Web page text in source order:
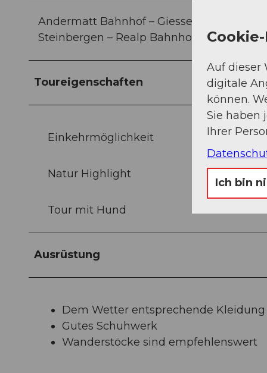
Andermatt Bahnhof – Giessen –
Steinbergen – Realp Bahnhof
Toureigenschaften
Einkehrmöglichkeit
Natur Highlight
Tour mit Hund
Ausrüstung
Dem Wetter entsprechende Kleidung
Gutes Schuhwerk
Wanderstöcke sind empfehlenswert
Auf dieser
digitale
können.
Sie haben
Ihrer
Ich bin